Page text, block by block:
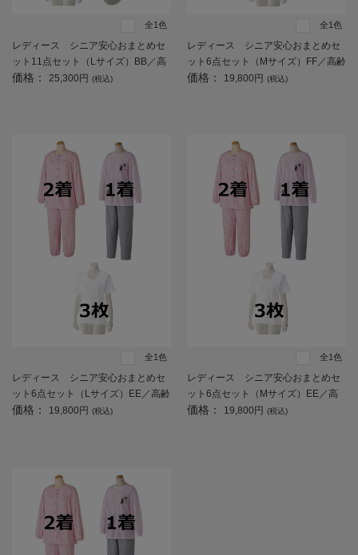
全1色
レディース シニア安心おまとめセ
ット11点セット（Lサイズ）BB／高
齢者／シニア／入居／入所／介護／
価格： 25,300円 (税込)
全1色
レディース シニア安心おまとめセ
ット6点セット（Mサイズ）FF／高齢
者／シニア／入居／入所／介護／生
価格： 19,800円 (税込)
全1色
レディース シニア安心おまとめセ
ット6点セット（Lサイズ）EE／高齢
者／シニア／入居／入所／介護／生
価格： 19,800円 (税込)
全1色
レディース シニア安心おまとめセ
ット6点セット（Mサイズ）EE／高
齢者／シニア／入居／入所／介護／
価格： 19,800円 (税込)